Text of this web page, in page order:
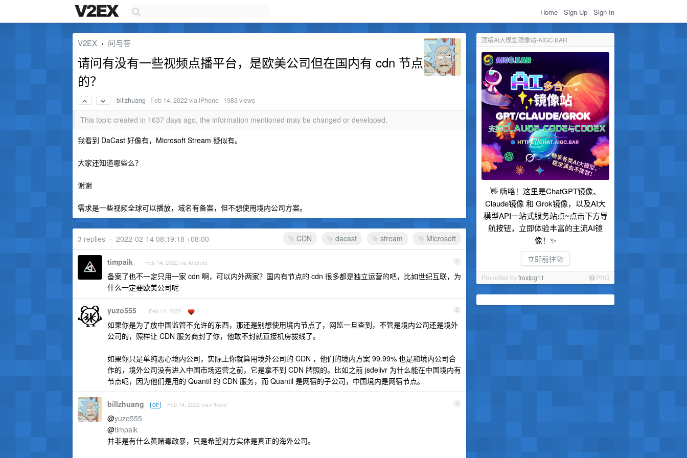
Home Sign Up Sign In
顶级AI大模型镜像站-AIGC.BAR
👋 嗨咯！这里是ChatGPT镜像、
Claude镜像 和 Grok镜像，以及AI大
模型API一站式服务站点~点击下方导
航按钮，立即体验丰富的主流AI镜
像！✨
立即前往🚀
Promoted byfrostpg11 PRO
V2EX › 问与答
请问有没有一些视频点播平台，是欧美公司但在国内有 cdn 节点
的？
billzhuang · Feb 14, 2022via iPhone · 1983 views
This topic created in 1637 days ago, the information mentioned may be changed or developed.
我看到 DaCast 好像有，Microsoft Stream 疑似有。
大家还知道哪些么？
谢谢
需求是一些视频全球可以播放，域名有备案，但不想使用境内公司方案。
CDN dacast stream Microsoft
3 replies • 2022-02-14 08:19:18 +08:00
1
timpaik Feb 14, 2022 via Android
备案了也不一定只用一家 cdn 啊，可以内外两家？国内有节点的 cdn 很多都是独立运营的吧，比如世纪互联，为
什么一定要欧美公司呢
2
yuzo555 Feb 14, 2022 1
如果你是为了放中国监管不允许的东西，那还是别想使用境内节点了，网监一旦查到，不管是境内公司还是境外
公司的，照样让 CDN 服务商封了你，他敢不封就直接机房拔线了。
如果你只是单纯恶心境内公司，实际上你就算用境外公司的 CDN ，他们的境内方案 99.99% 也是和境内公司合
作的，境外公司没有进入中国市场运营之前，它是拿不到 CDN 牌照的。比如之前 jsdelivr 为什么能在中国境内有
节点呢，因为他们是用的 Quantil 的 CDN 服务，而 Quantil 是网宿的子公司，中国境内是网宿节点。
3
billzhuang OP Feb 14, 2022 via iPhone
@yuzo555
@timpaik
并非是有什么黄赌毒政暴，只是希望对方实体是真正的海外公司。